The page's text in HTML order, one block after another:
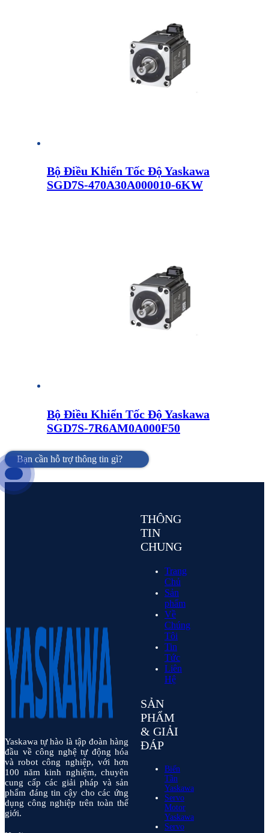
Bộ Điều Khiển Tốc Độ Yaskawa
SGD7S-470A30A000010-6KW
Bộ Điều Khiển Tốc Độ Yaskawa
SGD7S-7R6AM0A000F50
Bạn cần hỗ trợ thông tin gì?
Yaskawa tự hào là tập đoàn hàng
đầu về công nghệ tự động hóa
và robot công nghiệp, với hơn
100 năm kinh nghiệm, chuyên
cung cấp các giải pháp và sản
phẩm đáng tin cậy cho các ứng
dụng công nghiệp trên toàn thế
giới.
THÔNG
TIN
CHUNG
Trang
Chủ
Sản
phẩm
Về
Chúng
Tôi
Tin
Tức
Liên
Hệ
SẢN
PHẨM
& GIẢI
ĐÁP
Biến
Tần
Yaskawa
Servo
Motor
Yaskawa
Servo